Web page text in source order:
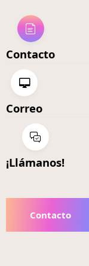
Contacto
Correo
¡Llámanos!
Contacto